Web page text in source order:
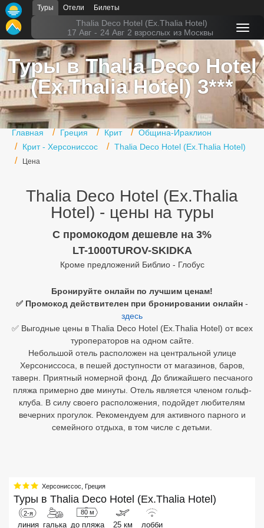
Туры Отели Билеты
Thalia Deco Hotel (Ex.Thalia Hotel)
17 Авг - 24 Авг 2 взрослых из Москвы
Туры в Thalia Deco Hotel
(Ex.Thalia Hotel) 3***
Главная Греция Крит
Община-Ираклион
Крит - Херсониссос
Thalia Deco Hotel (Ex.Thalia Hotel)
Цена
Thalia Deco Hotel (Ex.Thalia
Hotel) - цены на туры
C промокодом дешевле на 3%
LT-1000TUROV-SKIDKA
Кроме предложений Библио - Глобус
Бронируйте онлайн по лучшим ценам!
✅ Промокод действителен при бронировании онлайн -
здесь
✅ Выгодные цены в Thalia Deco Hotel (Ex.Thalia Hotel) от всех
туроператоров на одном сайте.
Небольшой отель расположен на центральной улице
Херсониссоса, в пешей доступности от магазинов, баров,
таверн. Приятный номерной фонд. До ближайшего песчаного
пляжа примерно две минуты. Отель является членом гольф-
клуба. В силу своего расположения, подойдет любителям
вечерних прогулок. Рекомендуем для активного парного и
семейного отдыха, в том числе с детьми.
Херсониссос Греция
Туры в Thalia Deco Hotel (Ex.Thalia Hotel)
2-я
линия галька
80 м
до пляжа 25 км лобби
Главная
Горящие туры
Туры в Турцию
Туры в Египет
Туры в ОАЭ
Офис г. Москва
Помощь
Подборки отелей
Куба
Шри Ланка
Бали
Вьетнам
Хайнань
Северный Гоа
Абхазия
Большой Сочи